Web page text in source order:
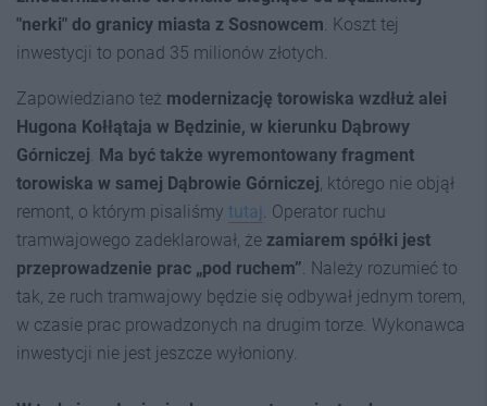
"nerki" do granicy miasta z Sosnowcem. Koszt tej
inwestycji to ponad 35 milionów złotych.
Zapowiedziano też modernizację torowiska wzdłuż alei
Hugona Kołłątaja w Będzinie, w kierunku Dąbrowy
Górniczej. Ma być także wyremontowany fragment
torowiska w samej Dąbrowie Górniczej, którego nie objął
remont, o którym pisaliśmy tutaj. Operator ruchu
tramwajowego zadeklarował, że zamiarem spółki jest
przeprowadzenie prac „pod ruchem”. Należy rozumieć to
tak, że ruch tramwajowy będzie się odbywał jednym torem,
w czasie prac prowadzonych na drugim torze. Wykonawca
inwestycji nie jest jeszcze wyłoniony.